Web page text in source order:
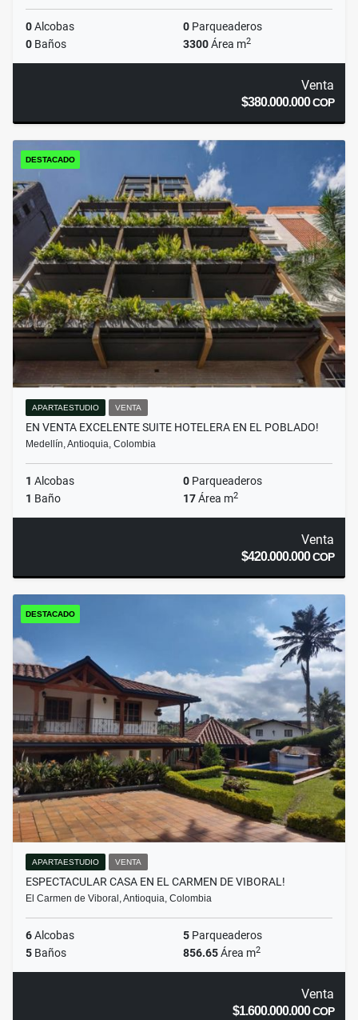
0Alcobas 0 Parqueaderos
0 Baños 3300Área m2
Venta
$380.000.000COP
DESTACADO
APARTAESTUDIO VENTA
EN VENTA EXCELENTE SUITE HOTELERA EN EL POBLADO!
Medellín, Antioquia, Colombia
1 Alcobas 0 Parqueaderos
1 Baño 17Área m2
Venta
$420.000.000COP
DESTACADO
APARTAESTUDIO VENTA
ESPECTACULAR CASA EN EL CARMEN DE VIBORAL!
El Carmen de Viboral, Antioquia, Colombia
6Alcobas 5 Parqueaderos
5 Baños 856.65Área m2
Venta
$1.600.000.000COP